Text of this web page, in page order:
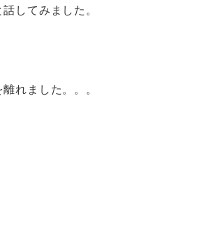
してみました。
れました。。。